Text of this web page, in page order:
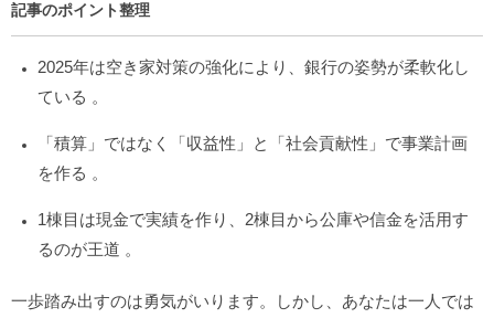
記事のポイント整理
2025年は空き家対策の強化により、銀行の姿勢が柔軟化し
ている 。
「積算」ではなく「収益性」と「社会貢献性」で事業計画
を作る 。
1棟目は現金で実績を作り、2棟目から公庫や信金を活用す
るのが王道 。
一歩踏み出すのは勇気がいります。しかし、あなたは一人では